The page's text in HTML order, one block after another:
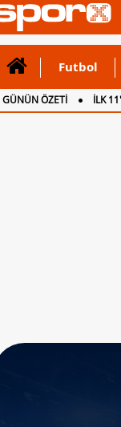
Futbol
GÜNÜN ÖZETİ İLK
CANLI ANLATIM